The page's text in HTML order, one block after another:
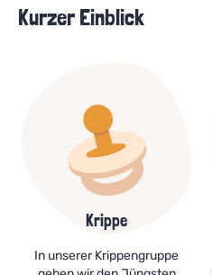
Kurzer Einblick
Krippe
In unserer Krippengruppe